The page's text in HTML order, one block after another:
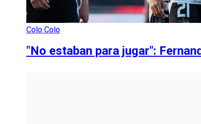
Colo Colo
"No estaban para jugar":